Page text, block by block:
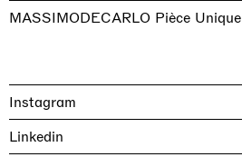
MASSIMODECARLO Pièce Unique
Instagram
Linkedin